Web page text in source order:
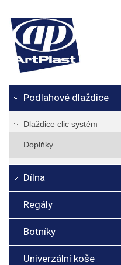
Podlahové dlaždice
Dlaždice clic systém
Doplňky
Dílna
Regály
Botníky
Univerzální koše